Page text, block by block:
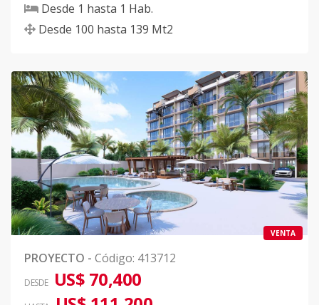
Desde 1 hasta 1 Hab.
Desde 100 hasta 139 Mt2
VENTA
PROYECTO - Código: 413712
DESDE US$ 70,400